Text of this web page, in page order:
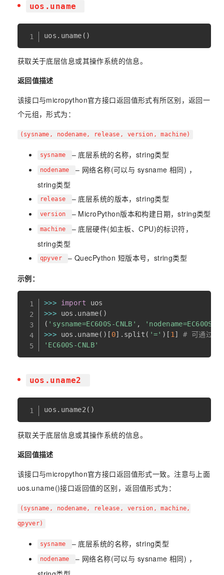
uos.uname
uos . uname ( )
获取关于底层信息或其操作系统的信息。
返回值描述
该接口与micropython官方接口返回值形式有所区别，返回一
个元组，形式为：
(sysname, nodename, release, version, machine)
sysname – 底层系统的名称，string类型
nodename
– 网络名称(可以与 sysname 相同) ，
string类型
release – 底层系统的版本，string类型
version – MicroPython版本和构建日期，string类型
machine
– 底层硬件(如主板、CPU)的标识符，
string类型
qpyver – QuecPython 短版本号，string类型
示例：
>>> import
>>> uos . uname( )
( 'sysname=EC600S-CNLB' , 'nodename=EC600S'
>>> uos . uname( ) [ 0] . split ( '=' ) [ 1 ]
# 可通过这
'EC600S-CNLB'
uos.uname2
uos . uname2 ( )
获取关于底层信息或其操作系统的信息。
返回值描述
该接口与micropython官方接口返回值形式一致。注意与上面
uos.uname()接口返回值的区别，返回值形式为：
(sysname, nodename, release, version, machine,
qpyver)
sysname – 底层系统的名称，string类型
nodename
– 网络名称(可以与 sysname 相同) ，